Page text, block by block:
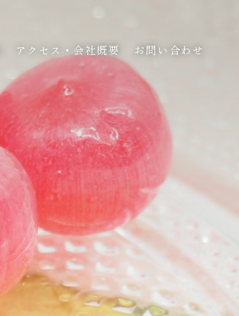
アクセス・会社概要 お問い合わせ